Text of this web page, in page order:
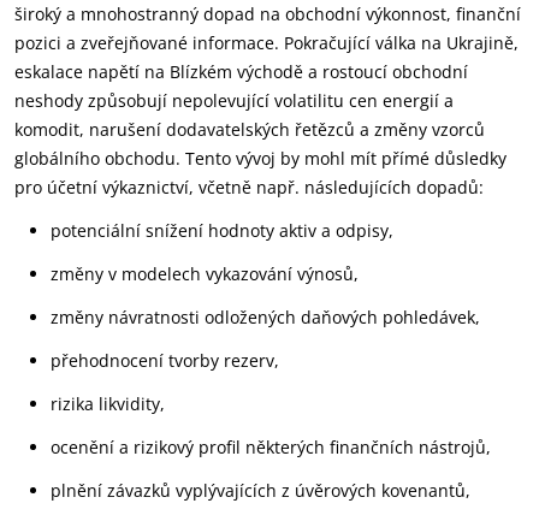
široký a mnohostranný dopad na obchodní výkonnost, finanční
pozici a zveřejňované informace. Pokračující válka na Ukrajině,
eskalace napětí na Blízkém východě a rostoucí obchodní
neshody způsobují nepolevující volatilitu cen energií a
komodit, narušení dodavatelských řetězců a změny vzorců
globálního obchodu. Tento vývoj by mohl mít přímé důsledky
pro účetní výkaznictví, včetně např. následujících dopadů:
potenciální snížení hodnoty aktiv a odpisy,
změny v modelech vykazování výnosů,
změny návratnosti odložených daňových pohledávek,
přehodnocení tvorby rezerv,
rizika likvidity,
ocenění a rizikový profil některých finančních nástrojů,
plnění závazků vyplývajících z úvěrových kovenantů,